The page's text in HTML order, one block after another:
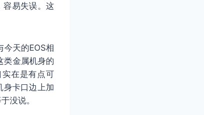
容易失误。这
今天的EOS相
类金属机身的
在是有点可
身卡口边上加
没说。